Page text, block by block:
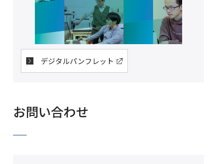
デジタルパンフレット
お問い合わせ